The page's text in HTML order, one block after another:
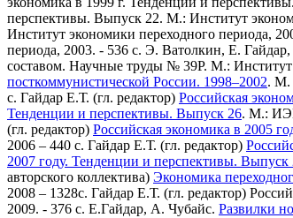
перспективы. Выпуск 22. М.: Институт
Институт экономики переходного периода,
периода, 2003. - 536 с. Э. Ватолкин, Е.
составом. Научные труды № 39Р. М.: Институт
посткоммунистической России. 1998–2002. М.
с. Гайдар Е.Т. (гл. редактор) Российская
Тенденции и перспективы. Выпуск 26. М.:
(гл. редактор) Российская экономика в 2005
2006 – 440 c. Гайдар Е.Т. (гл. редактор)
2007 году. Тенденции и перспективы. Выпуск
авторского коллектива) Экономика
2008 – 1328с. Гайдар Е.Т. (гл. редактор)
2009. - 376 с. Е.Гайдар, А. Чубайс. Развилки